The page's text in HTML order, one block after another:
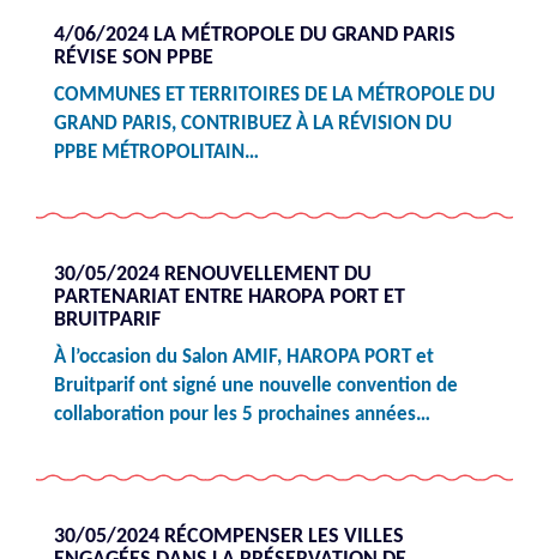
4/06/2024 LA MÉTROPOLE DU GRAND PARIS
RÉVISE SON PPBE
COMMUNES ET TERRITOIRES DE LA MÉTROPOLE DU
GRAND PARIS, CONTRIBUEZ À LA RÉVISION DU
PPBE MÉTROPOLITAIN…
30/05/2024 RENOUVELLEMENT DU
PARTENARIAT ENTRE HAROPA PORT ET
BRUITPARIF
À l’occasion du Salon AMIF, HAROPA PORT et
Bruitparif ont signé une nouvelle convention de
collaboration pour les 5 prochaines années…
30/05/2024 RÉCOMPENSER LES VILLES